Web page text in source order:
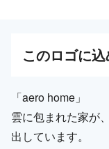
このロゴに
「aero home」
雲に包まれた家が
出しています。